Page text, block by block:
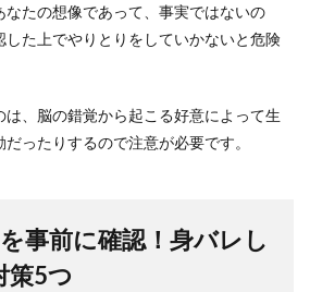
なたの想像であって、事実ではないの
した上でやりとりをしていかないと危険
、脳の錯覚から起こる好意によって生
ったりするので注意が必要です。
事前に確認！身バレし
策5つ